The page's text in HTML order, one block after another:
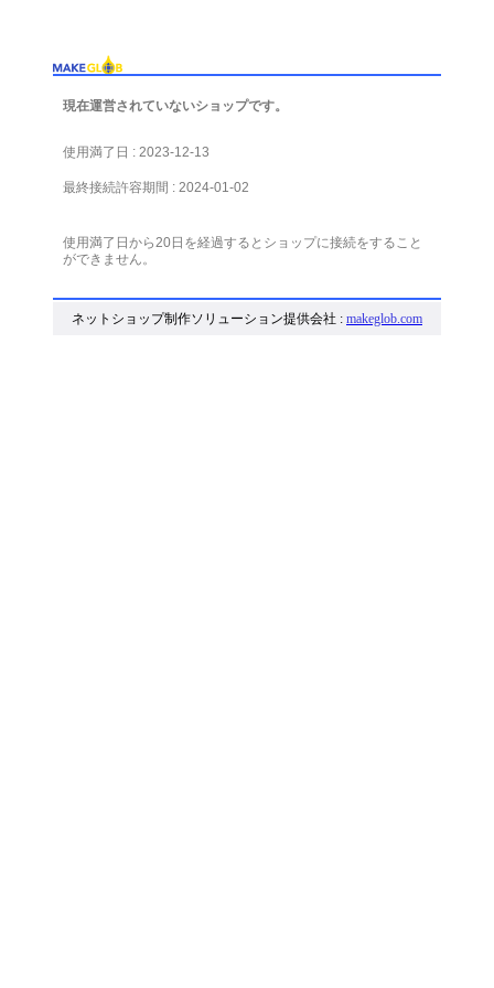
現在運営されていないショップです。
使用満了日 : 2023-12-13
最終接続許容期間 : 2024-01-02
使用満了日から20日を経過するとショップに接続をすること
ができません。
ネットショップ制作ソリューション提供会社 : makeglob.com